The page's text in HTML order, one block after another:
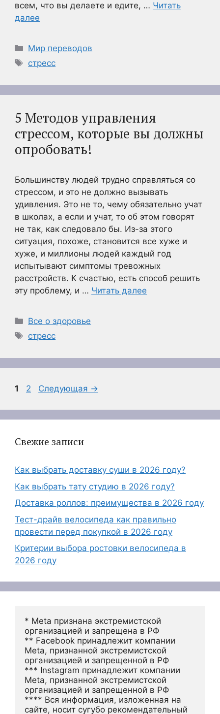
всем, что вы делаете и едите, … Читать
далее
Рубрики
Мир переводов
Метки
стресс
5 Методов управления
стрессом, которые вы должны
опробовать!
Большинству людей трудно справляться со
стрессом, и это не должно вызывать
удивления. Это не то, чему обязательно учат
в школах, а если и учат, то об этом говорят
не так, как следовало бы. Из-за этого
ситуация, похоже, становится все хуже и
хуже, и миллионы людей каждый год
испытывают симптомы тревожных
расстройств. К счастью, есть способ решить
эту проблему, и … Читать далее
Рубрики
Все о здоровье
Метки
стресс
Страница
1 Страница
2 Следующая →
Свежие записи
Как выбрать доставку суши в 2026 году?
Как выбрать тату студию в 2026 году?
Доставка роллов: преимущества в 2026 году
Тест-драйв велосипеда как правильно
провести перед покупкой в 2026 году
Критерии выбора ростовки велосипеда в
2026 году
* Meta признана экстремистской
организацией и запрещена в РФ
** Facebook принадлежит компании
Meta, признанной экстремистской
организацией и запрещенной в РФ
*** Instagram принадлежит компании
Meta, признанной экстремистской
организацией и запрещенной в РФ
**** Вся информация, изложенная на
сайте, носит сугубо рекомендательный